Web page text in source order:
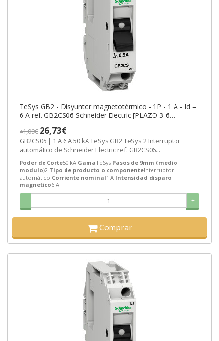
TeSys GB2 - Disyuntor magnetotérmico - 1P - 1 A - Id =
6 A ref. GB2CS06 Schneider Electric [PLAZO 3-6
41,09€ 26,73€
GB2CS06 | 1 A 6 A 50 kA TeSys GB2 TeSys 2 Interruptor
automático de Schneider Electric ref. GB2CS06...
Poder de Corte50 kA GamaTeSys Pasos de 9mm (medio
modulo)2 Tipo de producto o componenteInterruptor
automático Corriente nominal1 A Intensidad disparo
magnetico6 A
- +
Comprar